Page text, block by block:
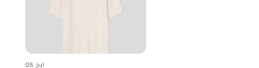
05. jul